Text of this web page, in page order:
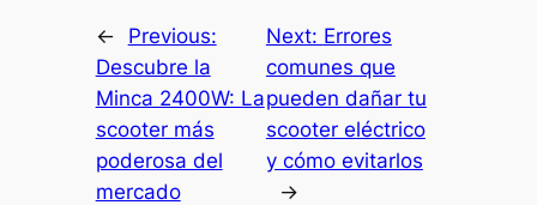
←
Previous:
Descubre la
Minca 2400W: La
scooter más
poderosa del
mercado
Next: Errores
comunes que
pueden dañar tu
scooter eléctrico
y cómo evitarlos
→